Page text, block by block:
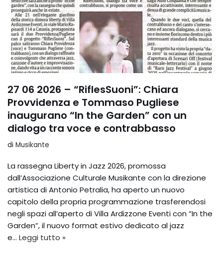
27 06 2026 – “RiflesSuoni”: Chiara
Provvidenza e Tommaso Pugliese
inaugurano “In the Garden” con un
dialogo tra voce e contrabbasso
di Musikante
La rassegna Liberty in Jazz 2026, promossa
dall’Associazione Culturale Musikante con la direzione
artistica di Antonio Petralia, ha aperto un nuovo
capitolo della propria programmazione trasferendosi
negli spazi all’aperto di Villa Ardizzone Eventi con “In the
Garden”, il nuovo format estivo dedicato al jazz
e… Leggi tutto »